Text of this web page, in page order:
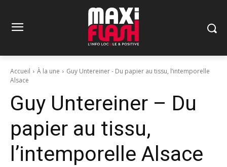
Accueil À la une
Guy Untereiner - Du papier au tissu, l’intemporelle
Alsace
Guy Untereiner – Du
papier au tissu,
l’intemporelle Alsace